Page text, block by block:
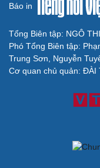
Báo in
Tổng Biên tập: NGÔ
Phó Tổng Biên tập:
Trung Sơn, Nguyễn
Cơ quan chủ quản: ĐÀI